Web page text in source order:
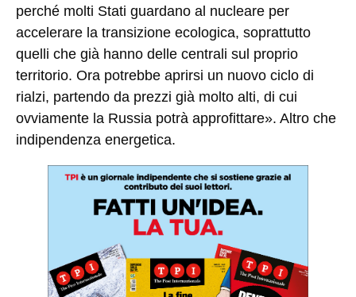
perché molti Stati guardano al nucleare per
accelerare la transizione ecologica, soprattutto
quelli che già hanno delle centrali sul proprio
territorio. Ora potrebbe aprirsi un nuovo ciclo di
rialzi, partendo da prezzi già molto alti, di cui
ovviamente la Russia potrà approfittare». Altro che
indipendenza energetica.